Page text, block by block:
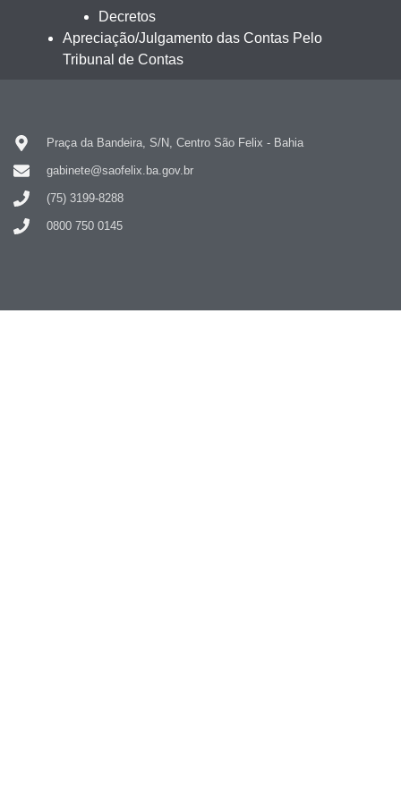
Decretos
Apreciação/Julgamento das Contas Pelo
Tribunal de Contas
Praça da Bandeira, S/N, Centro São Felix - Bahia
gabinete@saofelix.ba.gov.br
(75) 3199-8288
0800 750 0145